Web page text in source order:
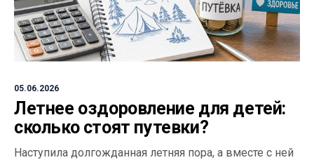
05.06.2026
Летнее оздоровление для детей:
сколько стоят путевки?
Наступила долгожданная летняя пора, а вместе с ней